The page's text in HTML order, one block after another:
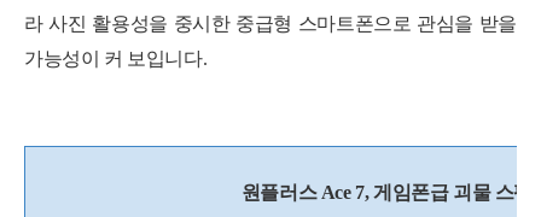
라 사진 활용성을 중시한 중급형 스마트폰으로 관심을 받을
가능성이 커 보입니다.
원플러스 Ace 7, 게임폰급 괴물 스펙